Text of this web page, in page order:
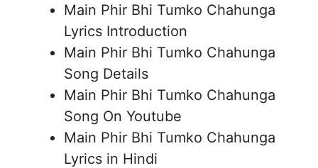
Main Phir Bhi Tumko Chahunga
Lyrics Introduction
Main Phir Bhi Tumko Chahunga
Song Details
Main Phir Bhi Tumko Chahunga
Song On Youtube
Main Phir Bhi Tumko Chahunga
Lyrics in Hindi